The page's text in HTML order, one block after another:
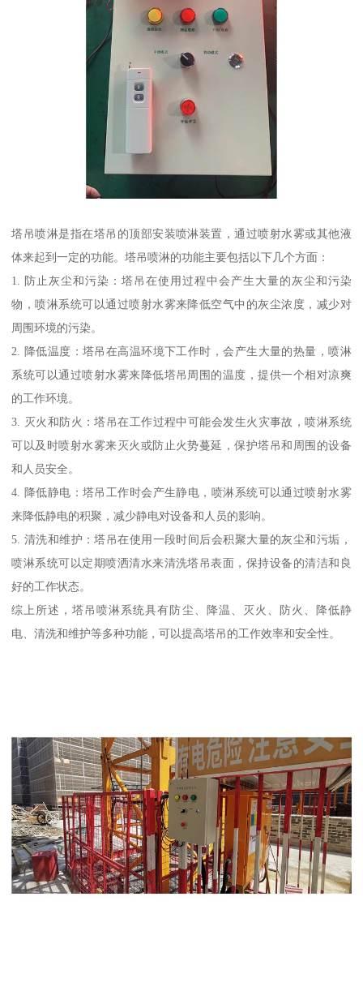
塔吊喷淋是指在塔吊的顶部安装喷淋装置，通过喷射水雾或其他液
体来起到一定的功能。塔吊喷淋的功能主要包括以下几个方面：
1. 防止灰尘和污染：塔吊在使用过程中会产生大量的灰尘和污染
物，喷淋系统可以通过喷射水雾来降低空气中的灰尘浓度，减少对
周围环境的污染。
2. 降低温度：塔吊在高温环境下工作时，会产生大量的热量，喷淋
系统可以通过喷射水雾来降低塔吊周围的温度，提供一个相对凉爽
的工作环境。
3. 灭火和防火：塔吊在工作过程中可能会发生火灾事故，喷淋系统
可以及时喷射水雾来灭火或防止火势蔓延，保护塔吊和周围的设备
和人员安全。
4. 降低静电：塔吊工作时会产生静电，喷淋系统可以通过喷射水雾
来降低静电的积聚，减少静电对设备和人员的影响。
5. 清洗和维护：塔吊在使用一段时间后会积聚大量的灰尘和污垢，
喷淋系统可以定期喷洒清水来清洗塔吊表面，保持设备的清洁和良
好的工作状态。
综上所述，塔吊喷淋系统具有防尘、降温、灭火、防火、降低静
电、清洗和维护等多种功能，可以提高塔吊的工作效率和安全性。